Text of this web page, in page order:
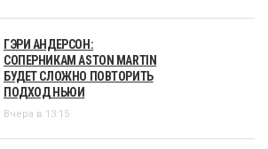
ГЭРИ АНДЕРСОН:
СОПЕРНИКАМ ASTON MARTIN
БУДЕТ СЛОЖНО ПОВТОРИТЬ
ПОДХОД НЬЮИ
Вчера в 13:15